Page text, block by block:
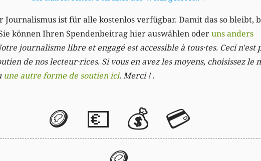
Journalismus ist für alle kostenlos verfügbar. Damit das so bleibt,
können Ihren Spendenbeitrag hier auswählen oderuns anders
journalisme libre et engagé est accessible à tous·tes. Ceci n'est
de nos lecteur·rices. Si vous en avez les moyens, choisissez le
une autre forme de soutien ici. Merci ! .
🪙 💶 💰 💳